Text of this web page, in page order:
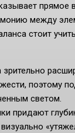
прямое
между
стоит
зрительно
поэтому
светом.
придают